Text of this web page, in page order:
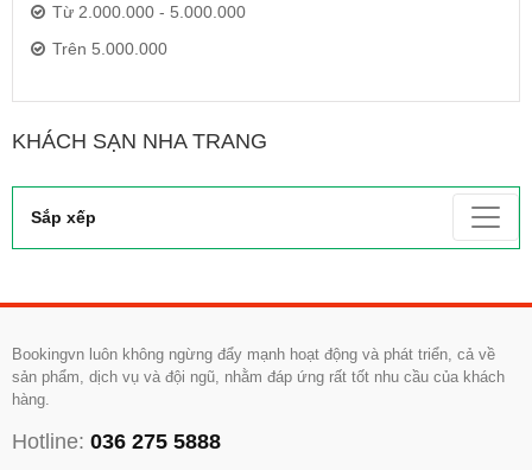
KHÁCH SẠN NHA TRANG
Sắp xếp
Từ 2.000.000 - 5.000.000
Trên 5.000.000
Bookingvn luôn không ngừng đẩy mạnh hoạt động và phát triển, cả về
sản phẩm, dịch vụ và đội ngũ, nhằm đáp ứng rất tốt nhu cầu của khách
hàng.
Hotline: 036 275 5888